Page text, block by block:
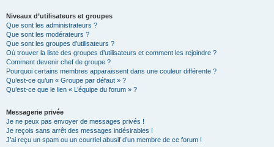
Niveaux d’utilisateurs et groupes
Que sont les administrateurs ?
Que sont les modérateurs ?
Que sont les groupes d’utilisateurs ?
Où trouver la liste des groupes d’utilisateurs et comment les rejoindre ?
Comment devenir chef de groupe ?
Pourquoi certains membres apparaissent dans une couleur différente ?
Qu’est-ce qu’un « Groupe par défaut » ?
Qu’est-ce que le lien « L’équipe du forum » ?
Messagerie privée
Je ne peux pas envoyer de messages privés !
Je reçois sans arrêt des messages indésirables !
J’ai reçu un spam ou un courriel abusif d’un membre de ce forum !